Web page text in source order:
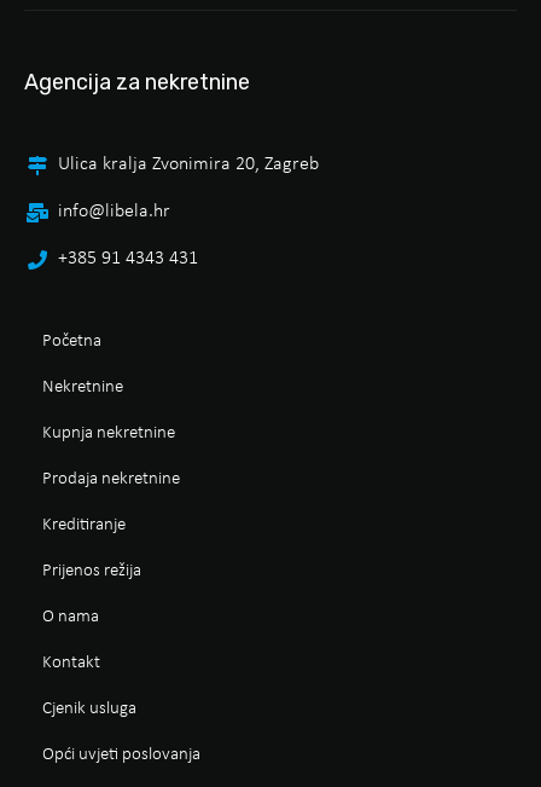
Agencija za nekretnine
Ulica kralja Zvonimira 20, Zagreb
info@libela.hr
+385 91 4343 431
Početna
Nekretnine
Kupnja nekretnine
Prodaja nekretnine
Kreditiranje
Prijenos režija
O nama
Kontakt
Cjenik usluga
Opći uvjeti poslovanja